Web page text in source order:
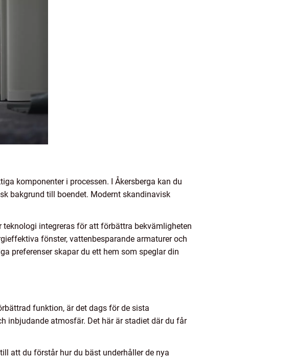
komponenter i processen. I Åkersberga kan du
bakgrund till boendet. Modernt skandinavisk
teknologi integreras för att förbättra bekvämligheten
fönster, vattenbesparande armaturer och
preferenser skapar du ett hem som speglar din
funktion, är det dags för de sista
inbjudande atmosfär. Det här är stadiet där du får
att du förstår hur du bäst underhåller de nya